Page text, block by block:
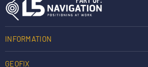
INFORMATION
GEOFIX